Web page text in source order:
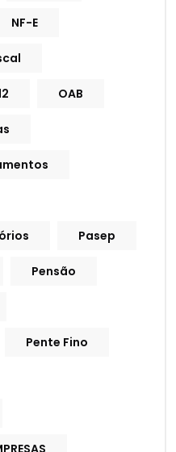
NF-E
OAB
Pasep
Pensão
Pente Fino